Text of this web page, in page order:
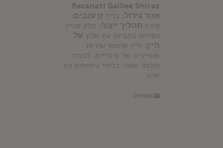
Recanati Galilee Shiraz
אזור גידול: גליל זן ענבים:
סירה תהליך ייצור: חלק מהיין
התיישן בחביות עץ אלון על
היין: ליין ארומת שיראז
אופיינית של סיגליות, לבנדר
ופלפל שחור בליווי ניחוחות עץ
אלון
Details